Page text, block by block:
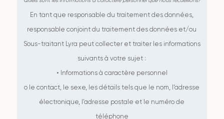
En tant que responsable du traitement des données,
responsable conjoint du traitement des données et/ou
Sous-traitant Lyra peut collecter et traiter les informations
suivants à votre sujet :
• Informations à caractère personnel
o le contact, le sexe, les détails tels que le nom, l’adresse
électronique, l’adresse postale et le numéro de
téléphone